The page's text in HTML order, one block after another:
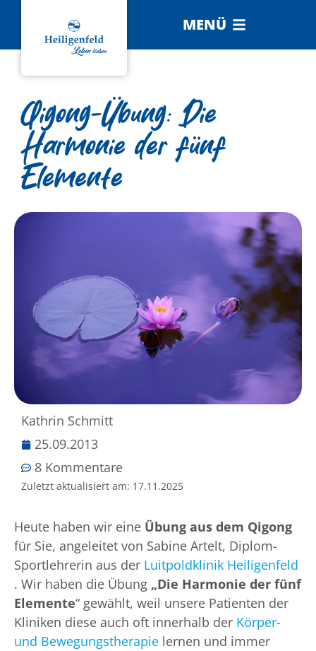
MENÜ
Qigong-Übung: Die
Harmonie der fünf
Elemente
Kathrin Schmitt
25.09.2013
8 Kommentare
Zuletzt aktualisiert am: 17.11.2025
Heute haben wir eine Übung aus dem Qigong
für Sie, angeleitet von Sabine Artelt, Diplom-
Sportlehrerin aus der Luitpoldklinik Heiligenfeld
. Wir haben die Übung „Die Harmonie der fünf
Elemente“ gewählt, weil unsere Patienten der
Kliniken diese auch oft innerhalb der Körper-
und Bewegungstherapie lernen und immer